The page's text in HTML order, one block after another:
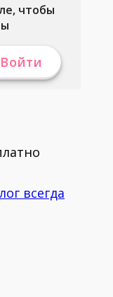
чтобы
Войти